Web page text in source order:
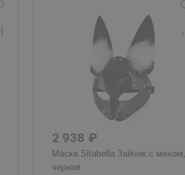
2 938 ₽
Маска Sitabella Зайчик с мехом,
черная